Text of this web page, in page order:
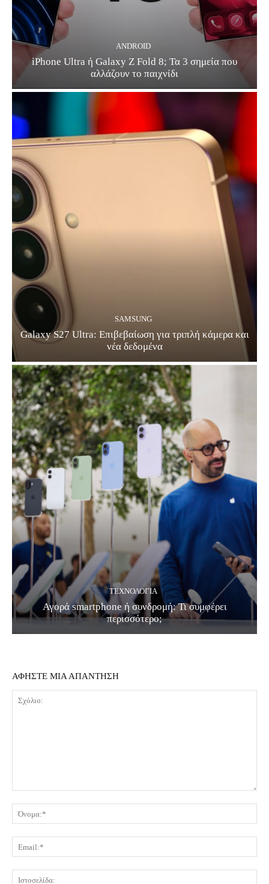
ANDROID
iPhone Ultra ή Galaxy Z Fold 8; Τα 3 σημεία που
αλλάζουν το παιχνίδι
SAMSUNG
Galaxy S27 Ultra: Επιβεβαίωση για τριπλή κάμερα και
νέα δεδομένα
ΤΕΧΝΟΛΟΓΊΑ
Αγορά smartphone ή συνδρομή: Τι συμφέρει
περισσότερο;
ΑΦΗΣΤΕ ΜΙΑ ΑΠΑΝΤΗΣΗ